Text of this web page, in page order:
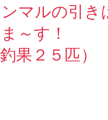
マルの引き
～す！
果２５匹）